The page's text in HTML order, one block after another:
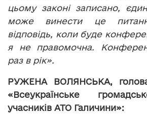
цьому законі записано,
може винести це
відповідь, коли буде
я не правомочна.
раз в рік».
РУЖЕНА ВОЛЯНСЬКА,
«Всеукраїнське
учасників АТО Галичини»: